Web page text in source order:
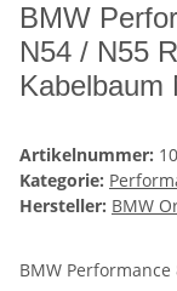
BMW
N54 / N55
Kabelbaum
Artikelnummer:
Kategorie:
Hersteller: BMW
BMW